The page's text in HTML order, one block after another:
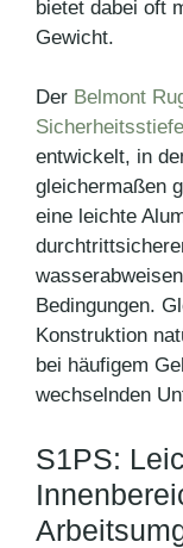
bietet dabei oft
Gewicht.
Der Belmont
Sicherheitsstiefel
entwickelt, in
gleichermaßen
eine leichte
Bedingungen.
Konstruktion
bei häufigem
wechselnden
S1PS: